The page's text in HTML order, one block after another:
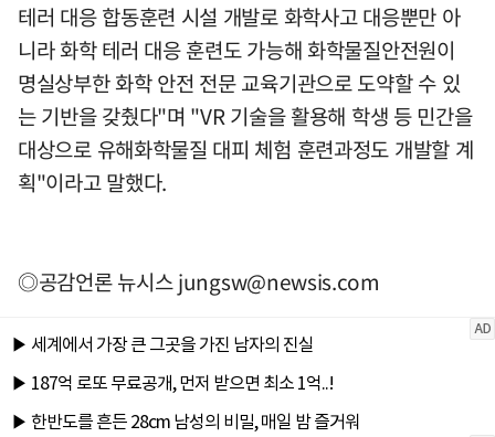
테러 대응 합동훈련 시설 개발로 화학사고 대응뿐만 아
니라 화학 테러 대응 훈련도 가능해 화학물질안전원이
명실상부한 화학 안전 전문 교육기관으로 도약할 수 있
는 기반을 갖췄다"며 "VR 기술을 활용해 학생 등 민간을
대상으로 유해화학물질 대피 체험 훈련과정도 개발할 계
획"이라고 말했다.
◎공감언론 뉴시스jungsw@newsis.com